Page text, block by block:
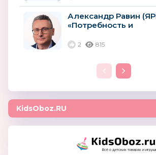
Александр Равин
«Потребность и
лицензий будут
2 815
KidsOboz.RU
Всё о детских товарах и